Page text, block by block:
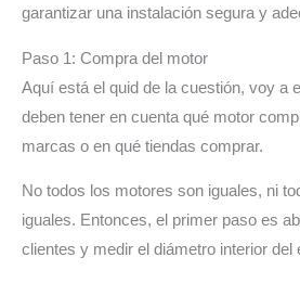
garantizar una instalación segura y
Paso 1: Compra del motor
Aquí está el quid de la cuestión, voy a
deben tener en cuenta qué motor
marcas o en qué tiendas comprar.
No todos los motores son iguales, ni
iguales. Entonces, el primer paso es
clientes y medir el diámetro interior del